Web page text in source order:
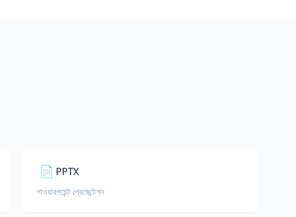
📄 PPTX
পাওয়ারপয়েন্ট প্রেজেন্টেশন